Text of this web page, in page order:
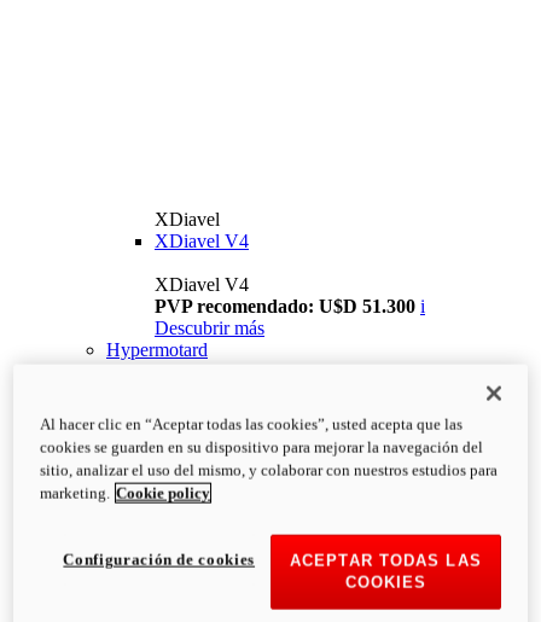
XDiavel
XDiavel V4
XDiavel V4
PVP recomendado: U$D 51.300 i
Descubrir más
Hypermotard
Al hacer clic en “Aceptar todas las cookies”, usted acepta que las
cookies se guarden en su dispositivo para mejorar la navegación del
sitio, analizar el uso del mismo, y colaborar con nuestros estudios para
marketing. Cookie policy
ACEPTAR TODAS LAS
COOKIES
Configuración de cookies